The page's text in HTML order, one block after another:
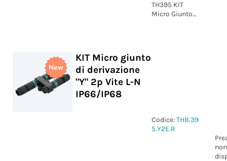
TH395 KIT
Micro Giunto
KIT Micro giunto
di derivazione
"Y" 2p Vite L-N
IP66/IP68
Codice:THB.39
5.Y2E.R
non